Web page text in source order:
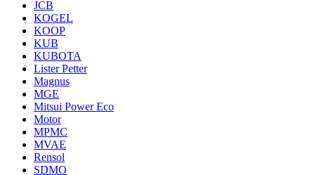
JCB
KOGEL
KOOP
KUB
KUBOTA
Lister Petter
Magnus
MGE
Mitsui Power Eco
Motor
MPMC
MVAE
Rensol
SDMO